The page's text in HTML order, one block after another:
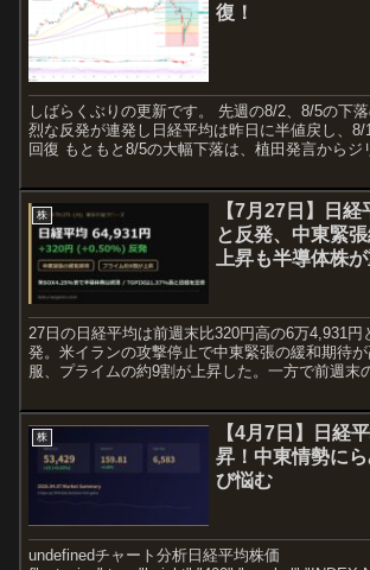
復！
しばらくぶりの更新です。 先週の8/2、8/5の下
烈な反発が連発し日経平均は昨日に半値戻し、
回復 もともと8/5の大幅下落は、植田発言からジ
株
【7月27日】日
と反発、中東緊
上昇も半導体株
27日の日経平均は前週末比320円高の6万4,931円
発。米イランの攻撃停止で中東緊張の緩和期待
服、プライムの約9割が上昇した。一方で前週末
上回った。
株
【4月7日】日経
昇！中東情勢に
び悩む
undefinedチャート分析日経平均株価